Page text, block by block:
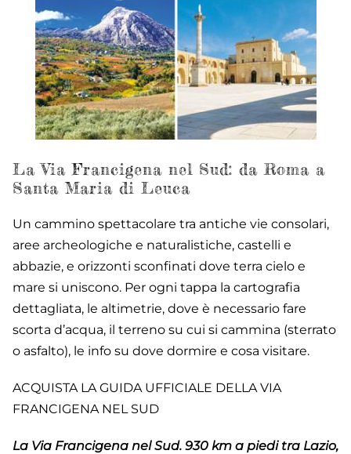
La Via Francigena nel Sud: da Roma a
Santa Maria di Leuca
Un cammino spettacolare tra antiche vie consolari,
aree archeologiche e naturalistiche, castelli e
abbazie, e orizzonti sconfinati dove terra cielo e
mare si uniscono. Per ogni tappa la cartografia
dettagliata, le altimetrie, dove è necessario fare
scorta d’acqua, il terreno su cui si cammina (sterrato
o asfalto), le info su dove dormire e cosa visitare.
ACQUISTA LA GUIDA UFFICIALE DELLA VIA
FRANCIGENA NEL SUD
La Via Francigena nel Sud. 930 km a piedi tra Lazio,